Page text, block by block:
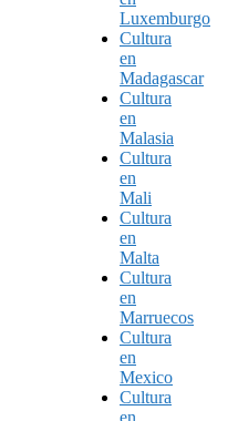
Luxemburgo
Cultura
en
Madagascar
Cultura
en
Malasia
Cultura
en
Mali
Cultura
en
Malta
Cultura
en
Marruecos
Cultura
en
Mexico
Cultura
en